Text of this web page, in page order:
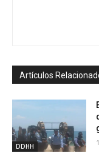
Artículos
DDHH